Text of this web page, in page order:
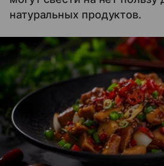
натуральных продуктов.